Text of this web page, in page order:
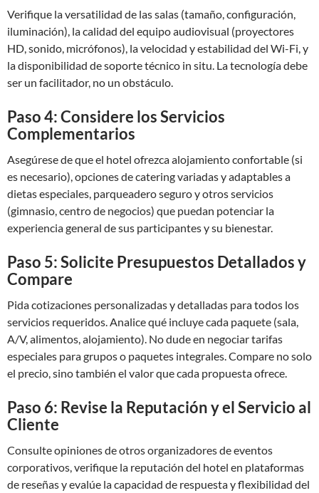
Verifique la versatilidad de las salas (tamaño, configuración,
iluminación), la calidad del equipo audiovisual (proyectores
HD, sonido, micrófonos), la velocidad y estabilidad del Wi-Fi, y
la disponibilidad de soporte técnico in situ. La tecnología debe
ser un facilitador, no un obstáculo.
Paso 4: Considere los Servicios
Complementarios
Asegúrese de que el hotel ofrezca alojamiento confortable (si
es necesario), opciones de catering variadas y adaptables a
dietas especiales, parqueadero seguro y otros servicios
(gimnasio, centro de negocios) que puedan potenciar la
experiencia general de sus participantes y su bienestar.
Paso 5: Solicite Presupuestos Detallados y
Compare
Pida cotizaciones personalizadas y detalladas para todos los
servicios requeridos. Analice qué incluye cada paquete (sala,
A/V, alimentos, alojamiento). No dude en negociar tarifas
especiales para grupos o paquetes integrales. Compare no solo
el precio, sino también el valor que cada propuesta ofrece.
Paso 6: Revise la Reputación y el Servicio al
Cliente
Consulte opiniones de otros organizadores de eventos
corporativos, verifique la reputación del hotel en plataformas
de reseñas y evalúe la capacidad de respuesta y flexibilidad del